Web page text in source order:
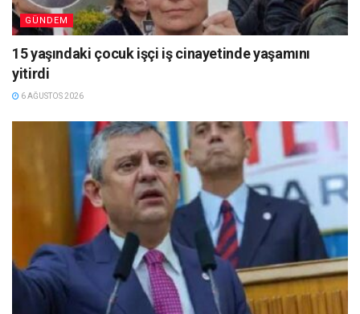
GÜNDEM
15 yaşındaki çocuk işçi iş cinayetinde yaşamını
yitirdi
6 AĞUSTOS 2026